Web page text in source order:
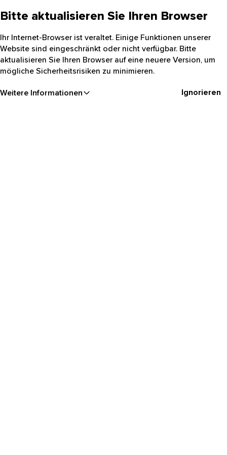
Bitte aktualisieren Sie Ihren Browser
Ihr Internet-Browser ist veraltet. Einige Funktionen unserer
Website sind eingeschränkt oder nicht verfügbar. Bitte
aktualisieren Sie Ihren Browser auf eine neuere Version, um
mögliche Sicherheitsrisiken zu minimieren.
Weitere Informationen Ignorieren